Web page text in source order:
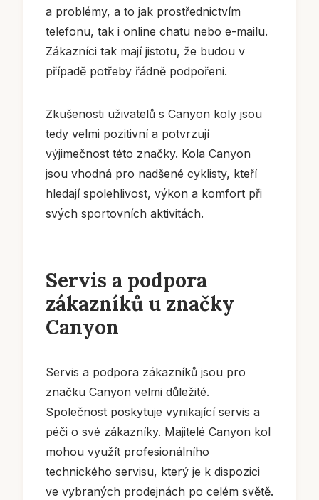
a problémy, a to jak prostřednictvím
telefonu, tak i online chatu nebo e-mailu.
Zákazníci tak mají jistotu, že budou v
případě potřeby řádně podpořeni.
Zkušenosti uživatelů s Canyon koly jsou
tedy velmi pozitivní a potvrzují
výjimečnost této značky. Kola Canyon
jsou vhodná pro nadšené cyklisty, kteří
hledají spolehlivost, výkon a komfort při
svých sportovních aktivitách.
Servis a podpora
zákazníků u značky
Canyon
Servis a podpora zákazníků jsou pro
značku Canyon velmi důležité.
Společnost poskytuje vynikající servis a
péči o své zákazníky. Majitelé Canyon kol
mohou využít profesionálního
technického servisu, který je k dispozici
ve vybraných prodejnách po celém světě.